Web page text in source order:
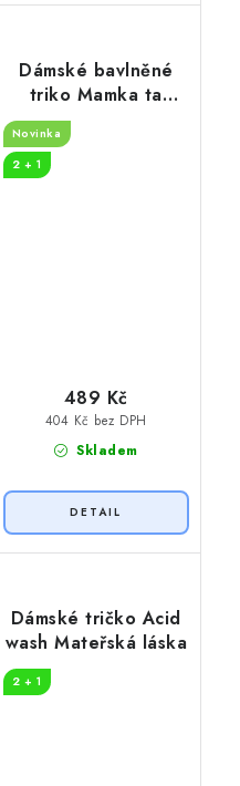
Dámské bavlněné
triko Mamka ta
nejlepší
Novinka
2 + 1
Skladem
404 Kč bez DPH
489 Kč
Dámské tričko Acid
wash Mateřská láska
2 + 1